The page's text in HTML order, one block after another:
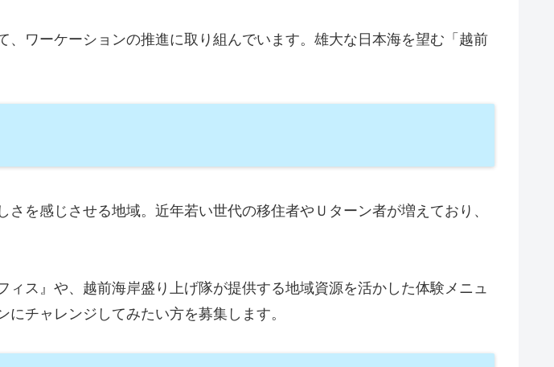
ワーケーションの推進に取り組んでいます。雄大な日本海を望む「越前
を感じさせる地域。近年若い世代の移住者やＵターン者が増えており、
ス』や、越前海岸盛り上げ隊が提供する地域資源を活かした体験メニュ
チャレンジしてみたい方を募集します。